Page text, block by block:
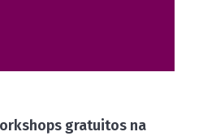
gratuitos na